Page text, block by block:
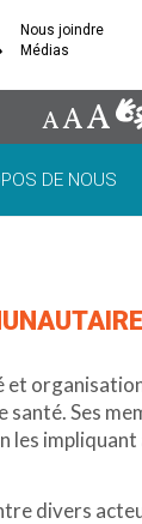
Nous joindre
Médias
DE NOUS
et
santé. Ses
les
divers